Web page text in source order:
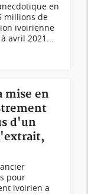
en
millions de
ivoirienne
avril 2021...
mise en
d'un
pour
ivoirien a